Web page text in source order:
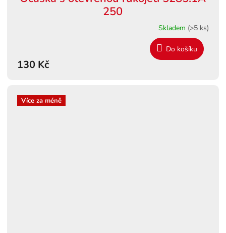
250
Skladem (>5 ks)
130 Kč
Do košíku
Více za méně